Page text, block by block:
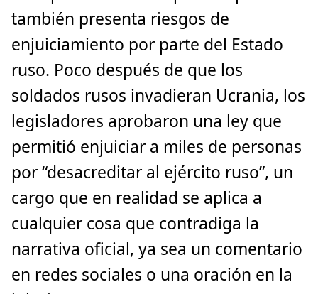
también presenta riesgos de
enjuiciamiento por parte del Estado
ruso. Poco después de que los
soldados rusos invadieran Ucrania, los
legisladores aprobaron una ley que
permitió enjuiciar a miles de personas
por “desacreditar al ejército ruso”, un
cargo que en realidad se aplica a
cualquier cosa que contradiga la
narrativa oficial, ya sea un comentario
en redes sociales o una oración en la